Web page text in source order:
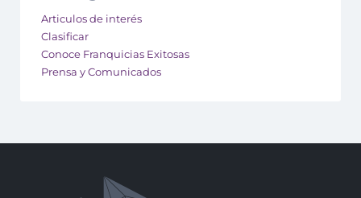
Articulos de interés
Clasificar
Conoce Franquicias Exitosas
Prensa y Comunicados